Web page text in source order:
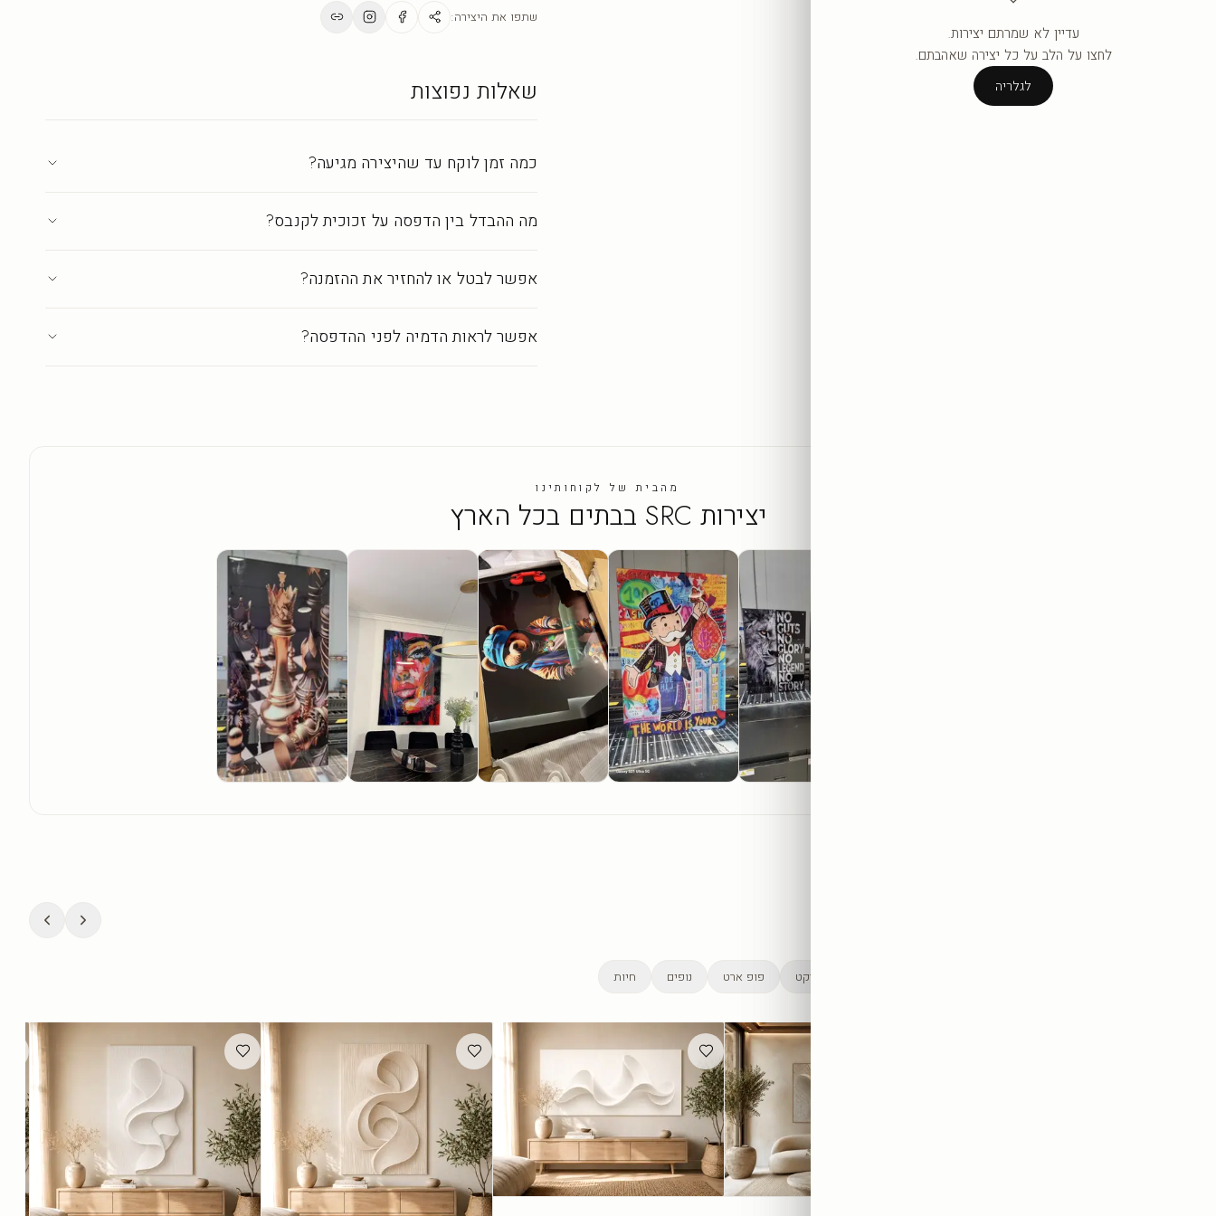
כל יצירה מודפסת ומעובדת בישראל ברמת גלריה
מראה מושלם לאורך שנים.
שתפו את היצירה:
שאלות נפוצות
כמה זמן לוקח עד שהיצירה מגיעה?
מה ההבדל בין הדפסה על זכוכית לקנבס?
אפשר לבטל או להחזיר את ההזמנה?
אפשר לראות הדמיה לפני ההדפסה?
מהבית של לקוחותינו
יצירות SRC בבתים בכל הארץ
אבסטרקט פופ ארט נופים חיות
העגלה ריקה עדיין.
עדיין לא שמרתם יצירות.
לחצו על הלב על כל יצירה שאהבתם.
לגלריה